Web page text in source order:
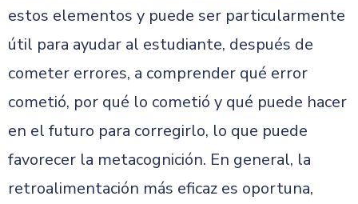
estos elementos y puede ser particularmente
útil para ayudar al estudiante, después de
cometer errores, a comprender qué error
cometió, por qué lo cometió y qué puede hacer
en el futuro para corregirlo, lo que puede
favorecer la metacognición. En general, la
retroalimentación más eficaz es oportuna,